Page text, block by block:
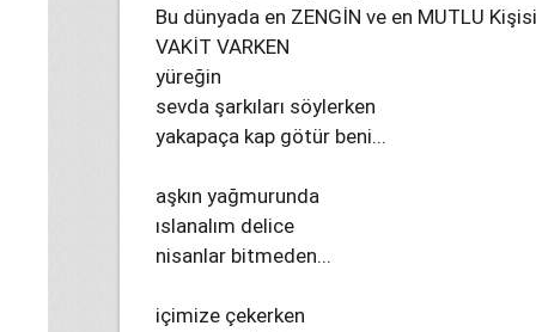
Bu dünyada en ZENGİN ve en MUTLU
VAKİT VARKEN
yüreğin
sevda şarkıları söylerken
yakapaça kap götür beni...
aşkın yağmurunda
ıslanalım delice
nisanlar bitmeden...
içimize çekerken